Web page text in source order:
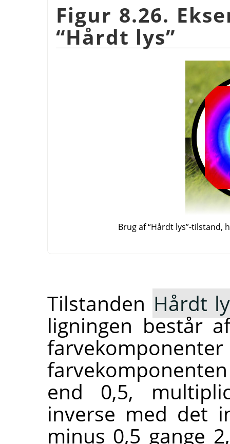
Figur 8.26.
“Hårdt lys”
Brug af“Hårdt lys”-tilstand,
Tilstanden Hårdt
ligningen består
end 0,5,
inverse med det
minus 0,5 gange